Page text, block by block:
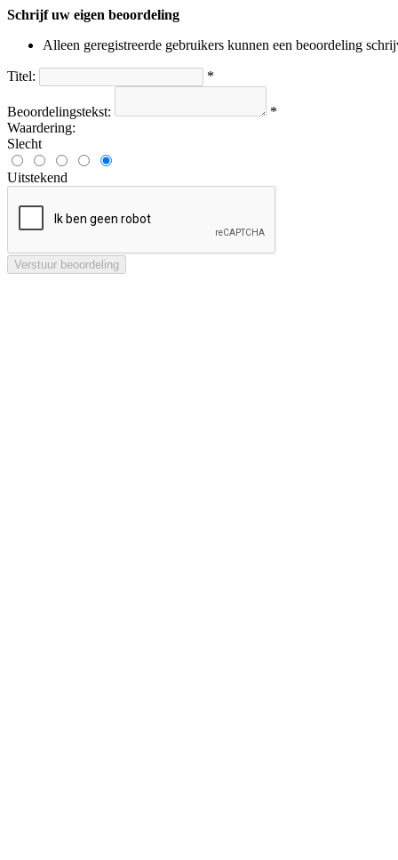
Schrijf uw eigen beoordeling
Alleen geregistreerde gebruikers kunnen een beoordeling
Titel: *
Beoordelingstekst:
*
Waardering:
Slecht
Uitstekend
Verstuur beoordeling